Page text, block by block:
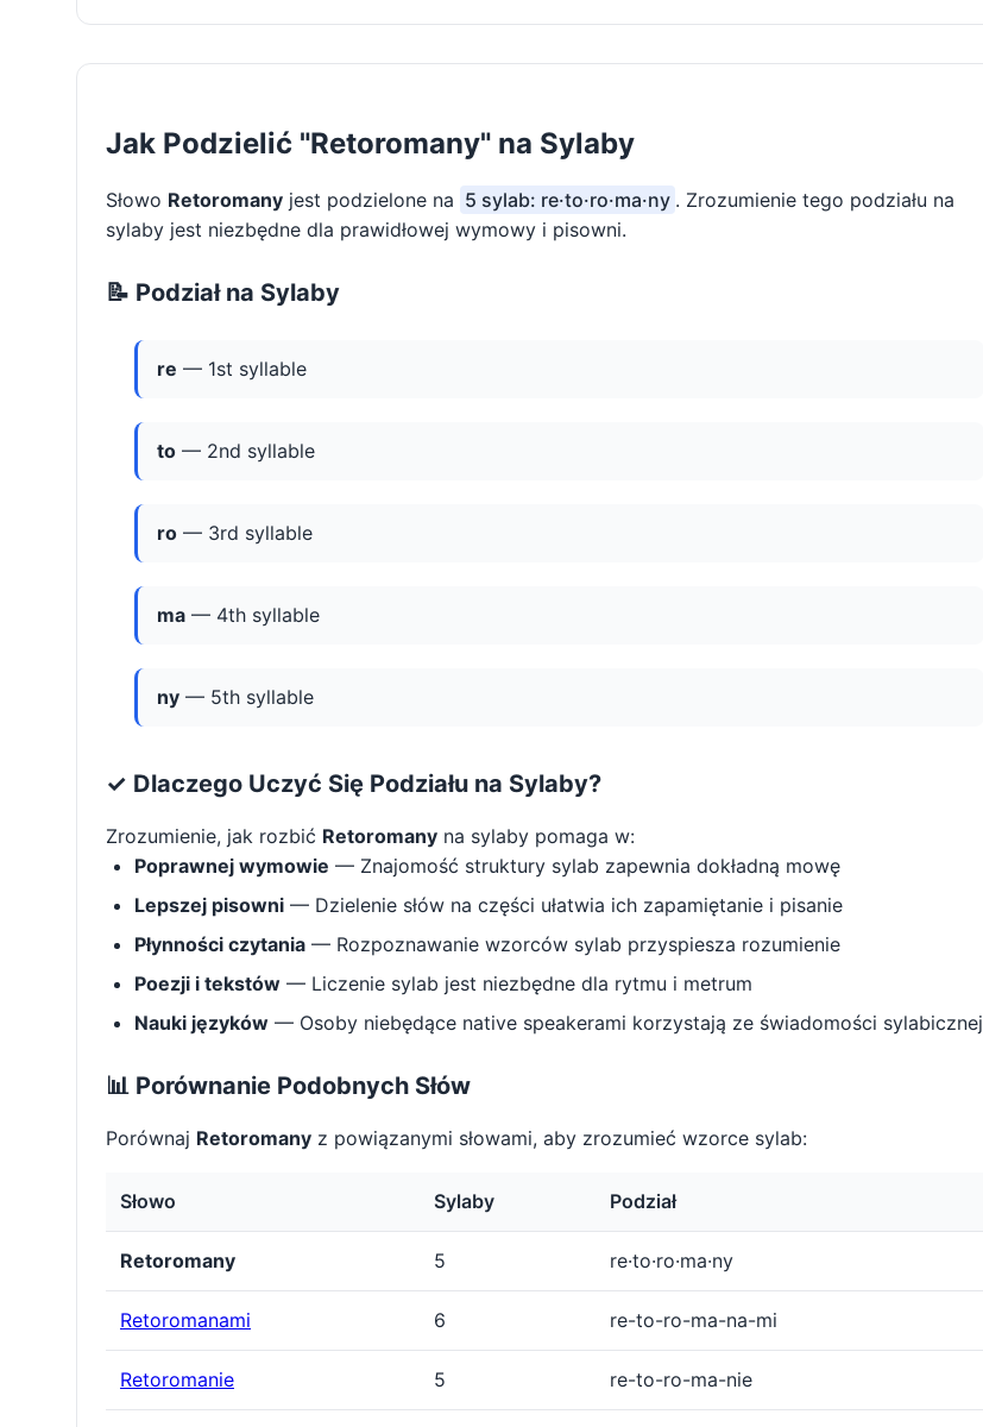
Jak Podzielić "Retoromany" na Sylaby
Słowo Retoromany jest podzielone na 5 sylab: re·to·ro·ma·ny . Zrozumienie tego podziału na
sylaby jest niezbędne dla prawidłowej wymowy i pisowni.
📝 Podział na Sylaby
re — 1st syllable
to — 2nd syllable
ro — 3rd syllable
ma — 4th syllable
ny — 5th syllable
✓ Dlaczego Uczyć Się Podziału na Sylaby?
Zrozumienie, jak rozbić Retoromany na sylaby pomaga w:
Poprawnej wymowie — Znajomość struktury sylab zapewnia dokładną mowę
Lepszej pisowni — Dzielenie słów na części ułatwia ich zapamiętanie i pisanie
Płynności czytania — Rozpoznawanie wzorców sylab przyspiesza rozumienie
Poezji i tekstów — Liczenie sylab jest niezbędne dla rytmu i metrum
Nauki języków — Osoby niebędące native speakerami korzystają ze świadomości sylabicznej
📊 Porównanie Podobnych Słów
Porównaj Retoromany z powiązanymi słowami, aby zrozumieć wzorce sylab:
Słowo Sylaby Podział
Retoromany 5 re·to·ro·ma·ny
Retoromanami 6 re-to-ro-ma-na-mi
Retoromanie 5 re-to-ro-ma-nie